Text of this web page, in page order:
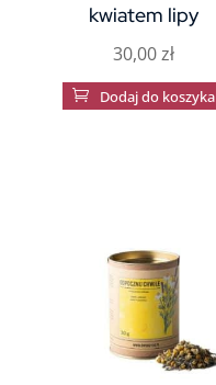
kwiatem lipy
30,00zł
 Dodaj do koszyka